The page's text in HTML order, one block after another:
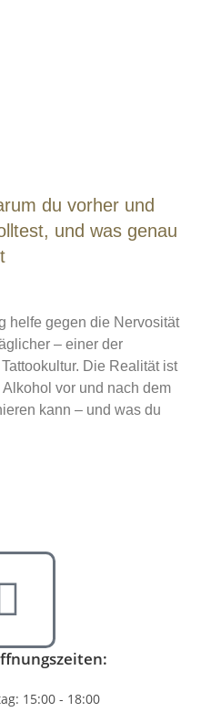
du vorher und
und was genau
helfe gegen die Nervosität
– einer der
Die Realität ist
vor und nach dem
kann – und was du
15:00 - 18:00